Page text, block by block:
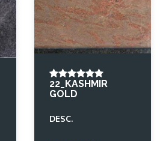
22_KASHMIR
GOLD
DESC.